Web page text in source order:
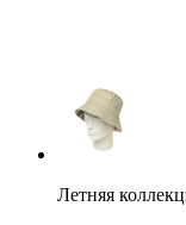
Летняя